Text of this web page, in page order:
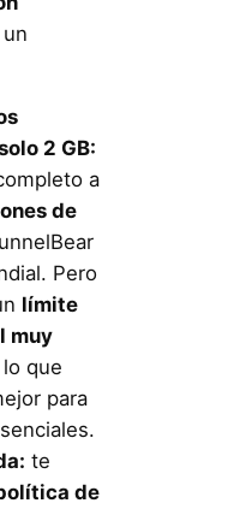
2 GB:
a
de
Pero
límite
muy
que
para
te
de